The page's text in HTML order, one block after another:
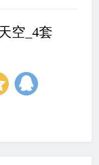
空_4套